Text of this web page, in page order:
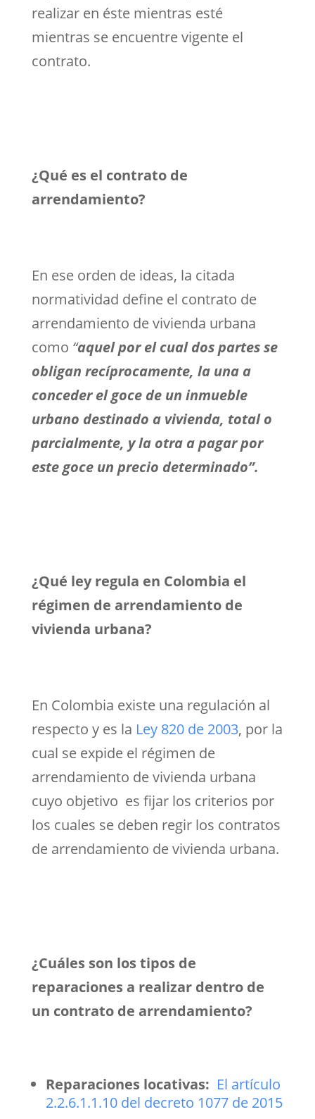
realizar en éste mientras esté
mientras se encuentre vigente el
contrato.
¿Qué es el contrato de
arrendamiento?
En ese orden de ideas, la citada
normatividad define el contrato de
arrendamiento de vivienda urbana
como “aquel por el cual dos partes se
obligan recíprocamente, la una a
conceder el goce de un inmueble
urbano destinado a vivienda, total o
parcialmente, y la otra a pagar por
este goce un precio determinado”.
¿Qué ley regula en Colombia el
régimen de arrendamiento de
vivienda urbana?
En Colombia existe una regulación al
respecto y es la Ley 820 de 2003, por la
cual se expide el régimen de
arrendamiento de vivienda urbana
cuyo objetivo es fijar los criterios por
los cuales se deben regir los contratos
de arrendamiento de vivienda urbana.
¿Cuáles son los tipos de
reparaciones a realizar dentro de
un contrato de arrendamiento?
Reparaciones locativas: El artículo
2.2.6.1.1.10 del decreto 1077 de 2015